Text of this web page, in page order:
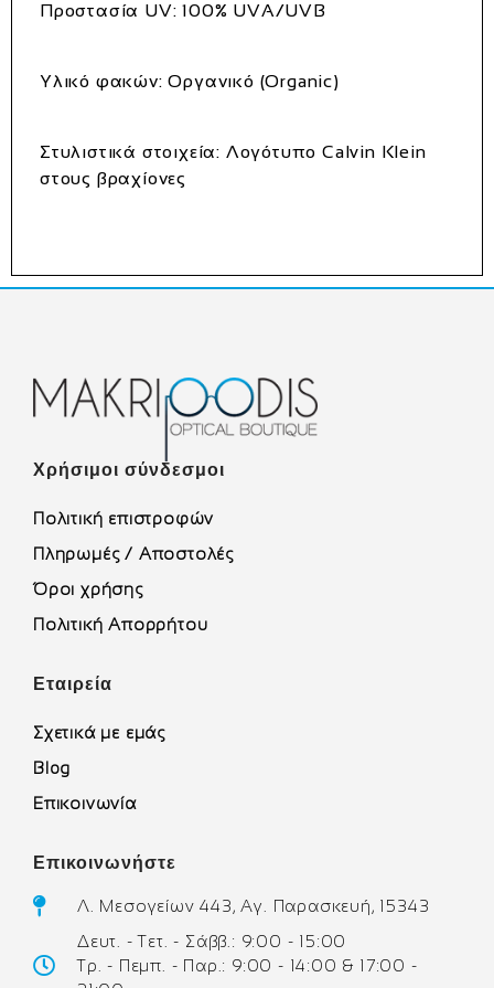
Προστασία UV: 100% UVA/UVB
Υλικό φακών: Οργανικό (Organic)
Στυλιστικά στοιχεία: Λογότυπο Calvin Klein
στους βραχίονες
Χρήσιμοι σύνδεσμοι
Πολιτική επιστροφών
Πληρωμές / Αποστολές
Όροι χρήσης
Πολιτική Απορρήτου
Εταιρεία
Σχετικά με εμάς
Blog
Επικοινωνία
Επικοινωνήστε
Λ. Μεσογείων 443, Αγ. Παρασκευή, 15343
Δευτ. - Τετ. - Σάββ.: 9:00 - 15:00
Τρ. - Πεμπ. - Παρ.: 9:00 - 14:00 & 17:00 -